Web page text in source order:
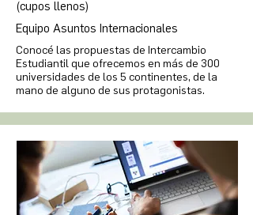
(cupos llenos)
Equipo Asuntos Internacionales
Conocé las propuestas de Intercambio
Estudiantil que ofrecemos en más de 300
universidades de los 5 continentes, de la
mano de alguno de sus protagonistas.